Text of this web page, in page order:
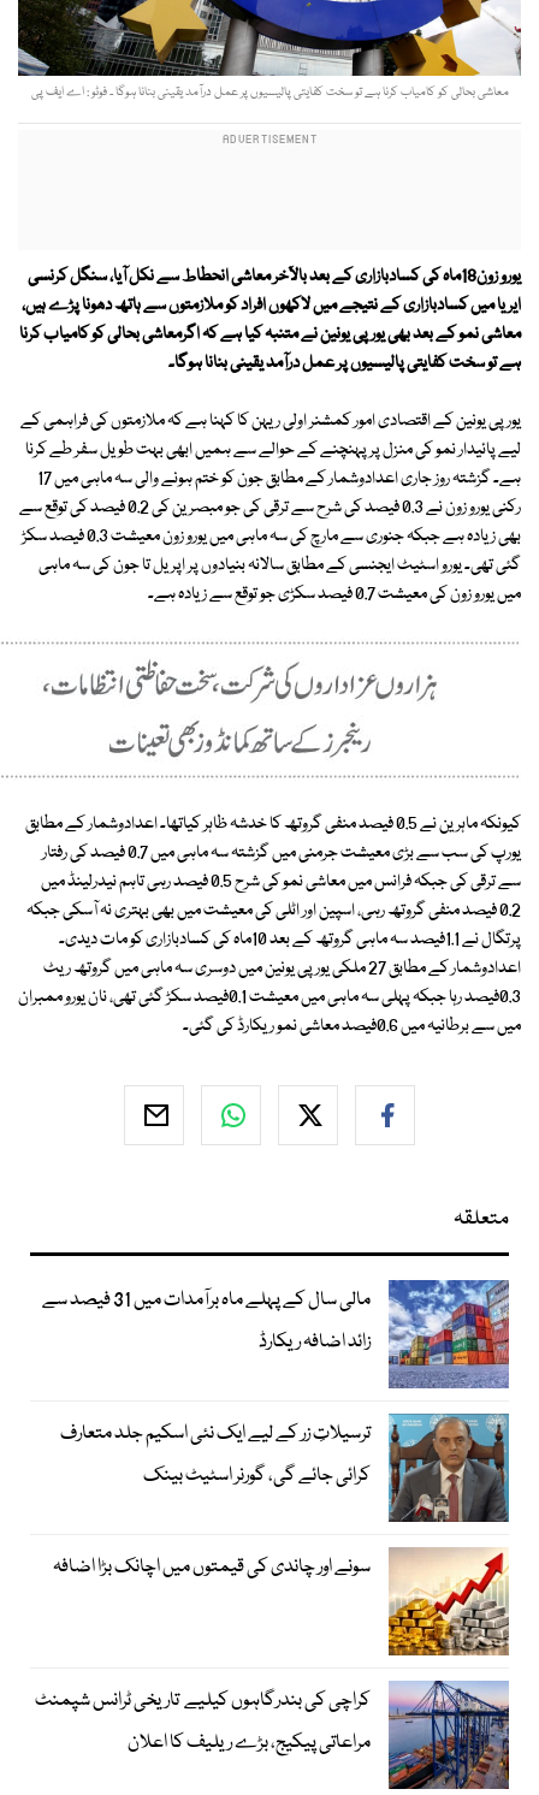
معاشی بحالی کو کامیاب کرنا ہے تو سخت کفایتی پالیسیوں پر عمل درآمد یقینی بنانا ہوگا ۔ فوٹو : اے ایف پی
یورو زون18ماہ کی کسادبازاری کے بعد بالآخر معاشی انحطاط سے نکل آیا، سنگل کرنسی
ایریا میں کسادبازاری کے نتیجے میں لاکھوں افراد کو ملازمتوں سے ہاتھ دھونا پڑے ہیں،
معاشی نمو کے بعد بھی یورپی یونین نے متنبہ کیا ہے کہ اگرمعاشی بحالی کو کامیاب کرنا
ہے تو سخت کفایتی پالیسیوں پر عمل درآمد یقینی بنانا ہوگا۔
یورپی یونین کے اقتصادی امور کمشنر اولی ریہن کا کہنا ہے کہ ملازمتوں کی فراہمی کے
لیے پائیدار نمو کی منزل پر پہنچنے کے حوالے سے ہمیں ابھی بہت طویل سفر طے کرنا
ہے۔ گزشتہ روز جاری اعدادوشمار کے مطابق جون کو ختم ہونے والی سہ ماہی میں 17
رکنی یورو زون نے 0.3 فیصد کی شرح سے ترقی کی جو مبصرین کی 0.2 فیصد کی توقع سے
بھی زیادہ ہے جبکہ جنوری سے مارچ کی سہ ماہی میں یورو زون معیشت 0.3 فیصد سکڑ
گئی تھی۔ یورو اسٹیٹ ایجنسی کے مطابق سالانہ بنیادوں پر اپریل تا جون کی سہ ماہی
میں یورو زون کی معیشت 0.7 فیصد سکڑی جو توقع سے زیادہ ہے۔
کیونکہ ماہرین نے 0.5 فیصد منفی گروتھ کا خدشہ ظاہر کیاتھا۔ اعدادوشمار کے مطابق
یورپ کی سب سے بڑی معیشت جرمنی میں گزشتہ سہ ماہی میں 0.7 فیصد کی رفتار
سے ترقی کی جبکہ فرانس میں معاشی نمو کی شرح 0.5 فیصد رہی تاہم نیدرلینڈ میں
0.2 فیصد منفی گروتھ رہی، اسپین اور اٹلی کی معیشت میں بھی بہتری نہ آسکی جبکہ
پرتگال نے 1.1فیصد سہ ماہی گروتھ کے بعد 10ماہ کی کسادبازاری کو مات دیدی۔
اعدادوشمار کے مطابق 27 ملکی یورپی یونین میں دوسری سہ ماہی میں گروتھ ریٹ
0.3فیصد رہا جبکہ پہلی سہ ماہی میں معیشت 0.1فیصد سکڑ گئی تھی، نان یورو ممبران
میں سے برطانیہ میں 0.6فیصد معاشی نمو ریکارڈ کی گئی۔
متعلقہ
مالی سال کے پہلے ماہ برآمدات میں 31 فیصد سے
زائد اضافہ ریکارڈ
ترسیلاتِ زر کے لیے ایک نئی اسکیم جلد متعارف
کرائی جائے گی، گورنر اسٹیٹ بینک
سونے اور چاندی کی قیمتوں میں اچانک بڑا اضافہ
کراچی کی بندرگاہوں کیلیے تاریخی ٹرانس شپمنٹ
مراعاتی پیکیج، بڑے ریلیف کا اعلان